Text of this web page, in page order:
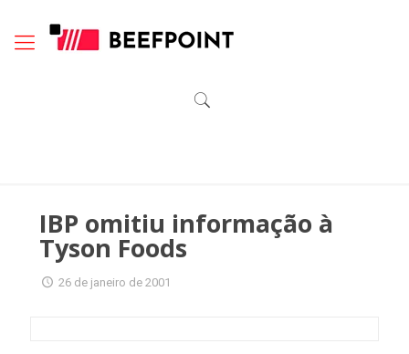
IBP omitiu informação à
Tyson Foods
26 de janeiro de 2001